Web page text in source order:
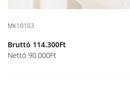
MK10103
Bruttó 114.300Ft
Nettó 90.000Ft